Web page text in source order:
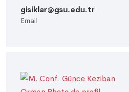
gisiklar@gsu.edu.tr
Email